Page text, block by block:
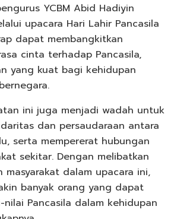
YCBM Abid Hadiyin
upacara Hari Lahir Pancasila
dapat membangkitkan
cinta terhadap Pancasila,
yang kuat bagi kehidupan
ini juga menjadi wadah untuk
dan persaudaraan antara
serta mempererat hubungan
sekitar. Dengan melibatkan
masyarakat dalam upacara ini,
banyak orang yang dapat
Pancasila dalam kehidupan